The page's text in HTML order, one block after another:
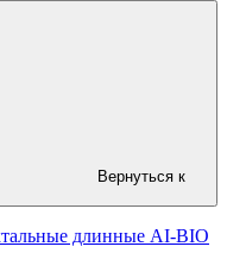
Вернуться к